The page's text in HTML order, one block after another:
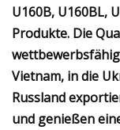
U160B, U160BL,
Produkte. Die
Vietnam, in die
Russland
und genießen